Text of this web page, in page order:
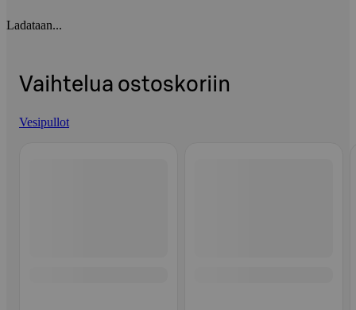
Ladataan...
Vaihtelua ostoskoriin
Vesipullot